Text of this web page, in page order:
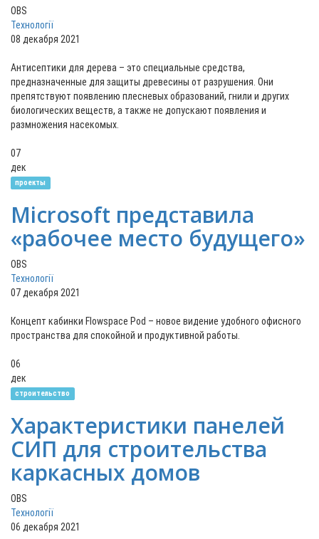
OBS
Технології
08 декабря 2021
Антисептики для дерева – это специальные средства,
предназначенные для защиты древесины от разрушения. Они
препятствуют появлению плесневых образований, гнили и других
биологических веществ, а также не допускают появления и
размножения насекомых.
07
дек
проекты
Microsoft представила
«рабочее место будущего»
OBS
Технології
07 декабря 2021
Концепт кабинки Flowspace Pod – новое видение удобного офисного
пространства для спокойной и продуктивной работы.
06
дек
строительство
Характеристики панелей
СИП для строительства
каркасных домов
OBS
Технології
06 декабря 2021